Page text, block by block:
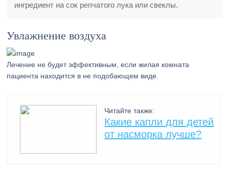
ингредиент на сок репчатого лука или свеклы.
Увлажнение воздуха
Лечение не будет эффективным, если жилая комната
пациента находится в не подобающем виде.
Читайте также:
Какие капли для детей
от насморка лучше?